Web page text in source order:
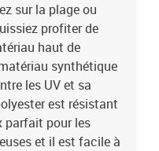
d'un orifice
pour une
est requis
sur la plage ou
profiter de
haut de
synthétique
les UV et sa
est résistant
parfait pour les
et il est facile à